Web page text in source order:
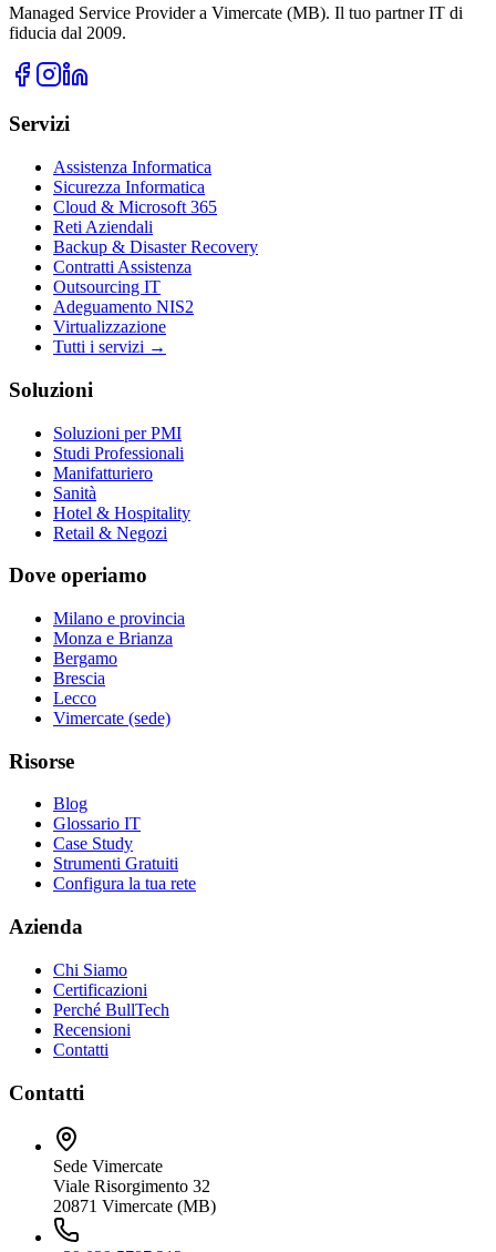
Managed Service Provider a Vimercate (MB). Il tuo partner IT di
fiducia dal 2009.
Servizi
Assistenza Informatica
Sicurezza Informatica
Cloud & Microsoft 365
Reti Aziendali
Backup & Disaster Recovery
Contratti Assistenza
Outsourcing IT
Adeguamento NIS2
Virtualizzazione
Tutti i servizi →
Soluzioni
Soluzioni per PMI
Studi Professionali
Manifatturiero
Sanità
Hotel & Hospitality
Retail & Negozi
Dove operiamo
Milano e provincia
Monza e Brianza
Bergamo
Brescia
Lecco
Vimercate (sede)
Risorse
Blog
Glossario IT
Case Study
Strumenti Gratuiti
Configura la tua rete
Azienda
Chi Siamo
Certificazioni
Perché BullTech
Recensioni
Contatti
Contatti
Sede Vimercate
Viale Risorgimento 32
20871 Vimercate (MB)